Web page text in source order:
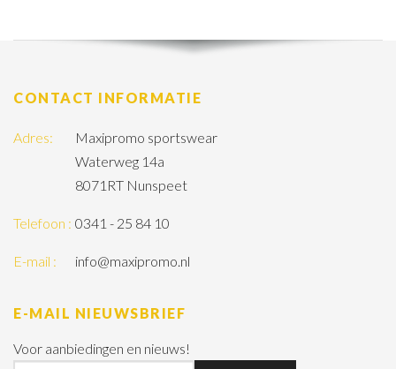
CONTACT INFORMATIE
Adres:
Maxipromo sportswear
Waterweg 14a
8071RT Nunspeet
Telefoon : 0341 - 25 84 10
E-mail : info@maxipromo.nl
E-MAIL NIEUWSBRIEF
Voor aanbiedingen en nieuws!